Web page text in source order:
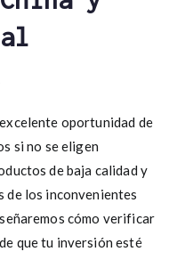
oportunidad de
si no se eligen
de baja calidad y
de los inconvenientes
cómo verificar
que tu inversión esté